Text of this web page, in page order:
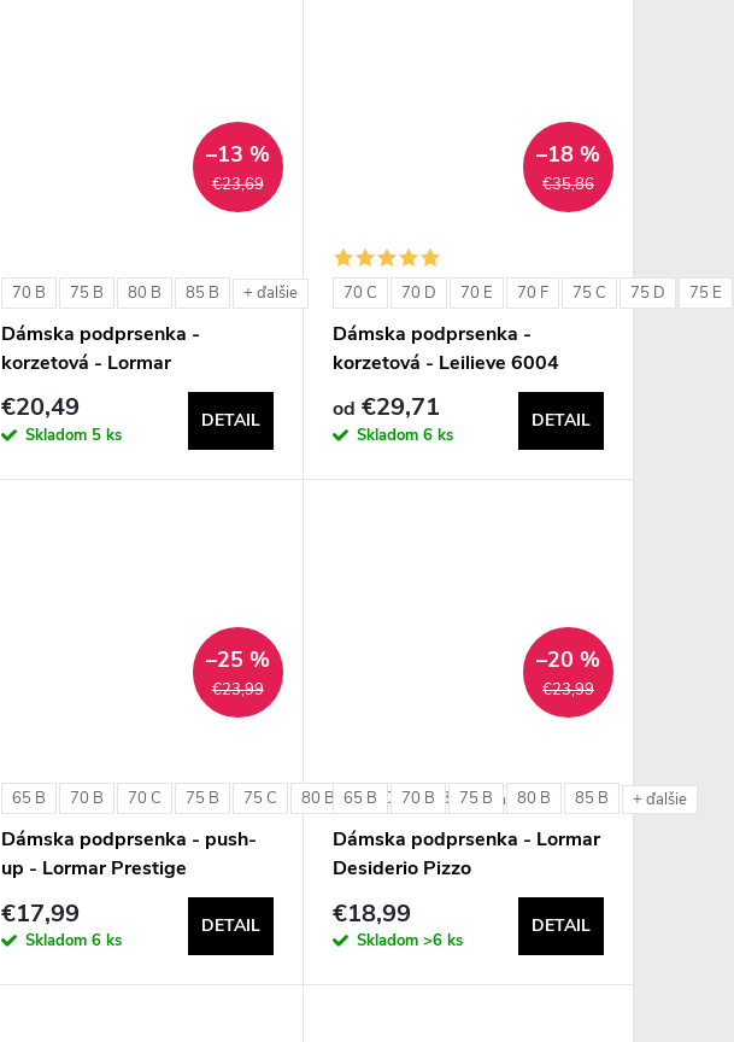
€23,69
–13 %
70 B 75 B 80 B 85 B + ďalšie
Dámska podprsenka -
korzetová - Lormar
ExtraOrdinary Fascia
€20,49
Skladom 5 ks
DETAIL
€35,86
–18 %
70 C 70 D 70 E 70 F 75 C 75 D 75 E
Dámska podprsenka -
korzetová - Leilieve 6004
od €29,71
Skladom 6 ks
DETAIL
€23,99
–25 %
65 B 70 B 70 C 75 B 75 C 80 B 80 C 85 B + ďalšie
Dámska podprsenka - push-
up - Lormar Prestige
€17,99
Skladom6 ks
DETAIL
€23,99
–20 %
65 B 70 B 75 B 80 B 85 B + ďalšie
Dámska podprsenka - Lormar
Desiderio Pizzo
€18,99
Skladom >6 ks
DETAIL